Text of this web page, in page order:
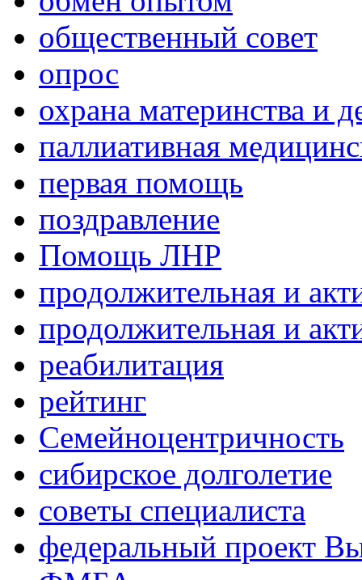
общественный совет
опрос
охрана материнства и
паллиативная
первая помощь
поздравление
Помощь ЛНР
продолжительная и
продолжительная и
реабилитация
рейтинг
Семейноцентричность
сибирское долголетие
советы специалиста
федеральный проект